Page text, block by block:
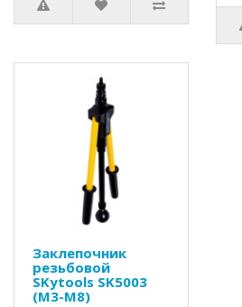
Заклепочник
резьбовой
SKytools SK5003
(M3-M8)